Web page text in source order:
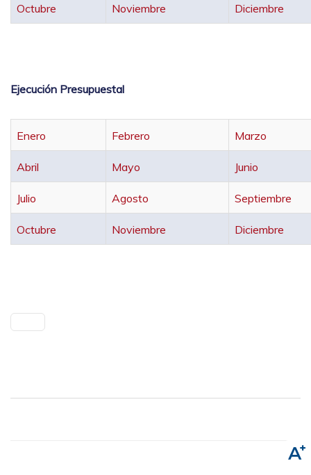
Octubre Noviembre Diciembre
Ejecución Presupuestal
Enero Febrero Marzo
Abril Mayo Junio
Julio Agosto Septiembre
Octubre Noviembre Diciembre